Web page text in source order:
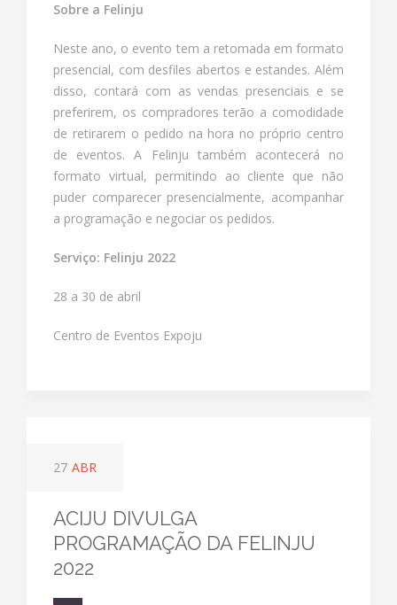
Sobre a Felinju
Neste ano, o evento tem a retomada em formato
presencial, com desfiles abertos e estandes. Além
disso, contará com as vendas presenciais e se
preferirem, os compradores terão a comodidade
de retirarem o pedido na hora no próprio centro
de eventos. A Felinju também acontecerá no
formato virtual, permitindo ao cliente que não
puder comparecer presencialmente, acompanhar
a programação e negociar os pedidos.
Serviço: Felinju 2022
28 a 30 de abril
Centro de Eventos Expoju
27 ABR
ACIJU DIVULGA
PROGRAMAÇÃO DA FELINJU
2022